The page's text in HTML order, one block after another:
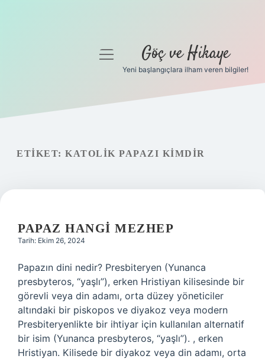
Gizlilik Politikası
menüyü
Göç ve Hikaye
Yeni başlangıçlara ilham veren bilgiler!
ETIKET: KATOLIK PAPAZI KIMDIR
PAPAZ HANGI MEZHEP
Tarih: Ekim 26, 2024
Papazın dini nedir? Presbiteryen (Yunanca
presbyteros, “yaşlı”), erken Hristiyan kilisesinde bir
görevli veya din adamı, orta düzey yöneticiler
altındaki bir piskopos ve diyakoz veya modern
Presbiteryenlikte bir ihtiyar için kullanılan alternatif
bir isim (Yunanca presbyteros, “yaşlı”). , erken
Hristiyan. Kilisede bir diyakoz veya din adamı, orta